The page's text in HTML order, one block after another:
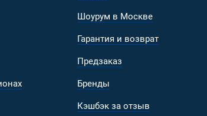
Шоурум в Москве
Гарантия и возврат
Предзаказ
Бренды
Кэшбэк за отзыв